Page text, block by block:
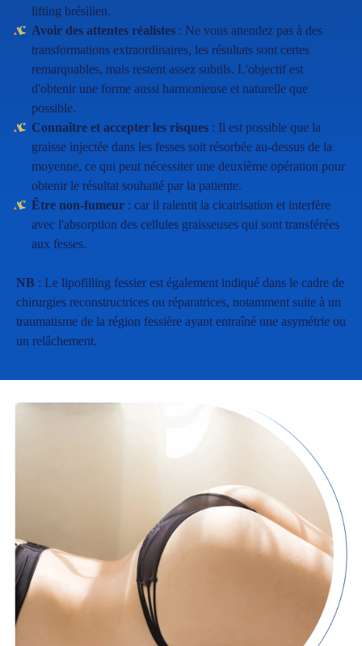
lifting brésilien.
Avoir des attentes réalistes : Ne vous attendez pas à des
transformations extraordinaires, les résultats sont certes
remarquables, mais restent assez subtils. L'objectif est
d'obtenir une forme aussi harmonieuse et naturelle que
possible.
Connaître et accepter les risques : Il est possible que la
graisse injectée dans les fesses soit résorbée au-dessus de la
moyenne, ce qui peut nécessiter une deuxième opération pour
obtenir le résultat souhaité par la patiente.
Être non-fumeur : car il ralentit la cicatrisation et interfère
avec l'absorption des cellules graisseuses qui sont transférées
aux fesses.
NB : Le lipofilling fessier est également indiqué dans le cadre de
chirurgies reconstructrices ou réparatrices, notamment suite à un
traumatisme de la région fessière ayant entraîné une asymétrie ou
un relâchement.